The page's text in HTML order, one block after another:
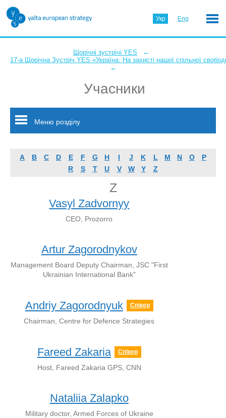
Укр Eng
Щорічні зустрічі YES ←
17-а Щорічна Зустріч YES «Україна: На захисті нашої спільної
←
Учасники
Меню розділу
A B C D E F G H I J K L M N O
P
R
S T U V W Y Z
Z
Vasyl Zadvornyy
CEO, Prozorro
Artur Zagorodnykov
Management Board Deputy Chairman, JSC "First
Ukrainian International Bank"
Andriy Zagorodnyuk Спікер
Chairman, Centre for Defence Strategies
Fareed Zakaria Спікер
Host, Fareed Zakaria GPS, CNN
Nataliia Zalapko
Military doctor, Armed Forces of Ukraine